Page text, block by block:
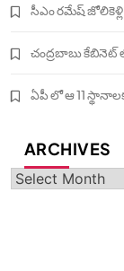
సీఎం రమేష్
చంద్రబాబు కేబినెట్
ఏపీ లో ఆ 11
ARCHIVES
Archives